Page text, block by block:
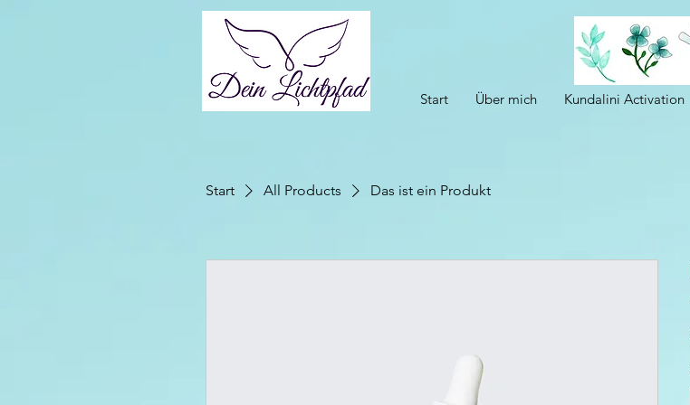
Start Über mich Kundalini Activation
Start All Products Das ist ein Produkt